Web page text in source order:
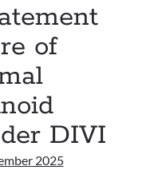
of
DIVI
2025